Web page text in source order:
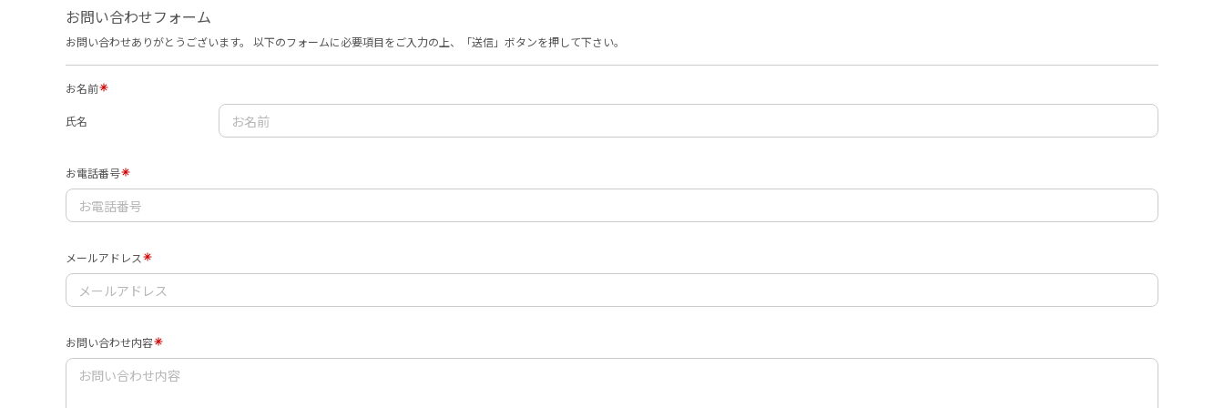
お問い合わせフォーム
お問い合わせありがとうございます。 以下のフォームに必要項目をご入力の上、「送信」ボタンを押して下さい。
お名前
氏名
お電話番号
メールアドレス
お問い合わせ内容